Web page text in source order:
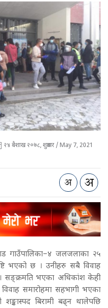
२४ बैशाख २०७८, शुक्रबार / May 7, 2021
गाउँपालिका–४ जलजलाका २५
भएको छ । उनीहरु सबै विवाह
सङ्क्रमति भएका अधिकांश केही
समारोहमा सहभागी भएका
बिरामी बढ्न थालेपछि